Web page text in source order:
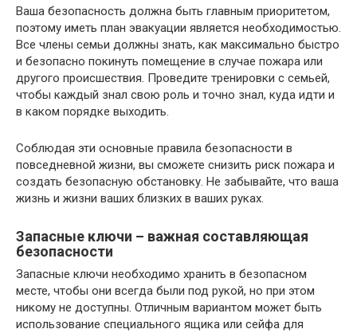
Ваша безопасность должна быть главным приоритетом,
поэтому иметь план эвакуации является необходимостью.
Все члены семьи должны знать, как максимально быстро
и безопасно покинуть помещение в случае пожара или
другого происшествия. Проведите тренировки с семьей,
чтобы каждый знал свою роль и точно знал, куда идти и
в каком порядке выходить.
Соблюдая эти основные правила безопасности в
повседневной жизни, вы сможете снизить риск пожара и
создать безопасную обстановку. Не забывайте, что ваша
жизнь и жизни ваших близких в ваших руках.
Запасные ключи – важная составляющая
безопасности
Запасные ключи необходимо хранить в безопасном
месте, чтобы они всегда были под рукой, но при этом
никому не доступны. Отличным вариантом может быть
использование специального ящика или сейфа для